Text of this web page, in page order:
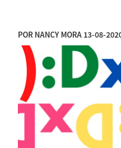
POR NANCY MORA 13-08-